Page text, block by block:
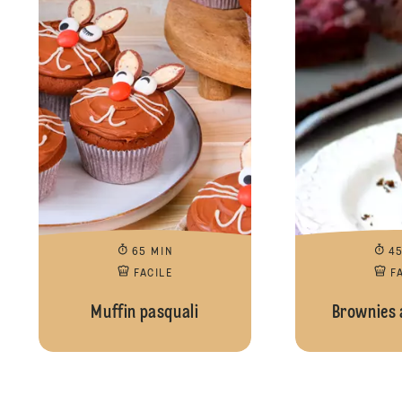
65 MIN
FACILE
Muffin pasquali Brownies